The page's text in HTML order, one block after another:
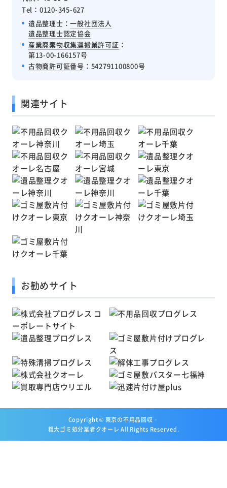
Tel：0120-345-627
遺品整理士：一般社団法人
遺品整理士認定協会
産業廃棄物収集運搬業許可証 ：
第13-00-166157号
古物商許可証番号 ：542791100800号
関連サイト
お勧めサイト
Copyright © 東京の不用品回収・
粗大ゴミ処分業者クオーレ All Rights Reserved.